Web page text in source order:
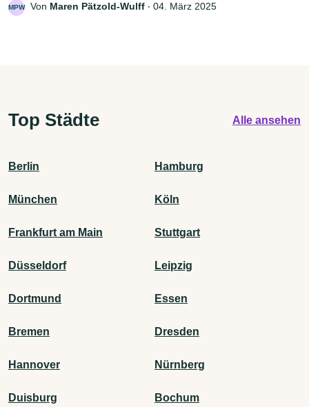
MPW Von Maren Pätzold-Wulff ‧ 04. März 2025
Top Städte Alle ansehen
Berlin Hamburg
München Köln
Frankfurt am Main Stuttgart
Düsseldorf Leipzig
Dortmund Essen
Bremen Dresden
Hannover Nürnberg
Duisburg Bochum